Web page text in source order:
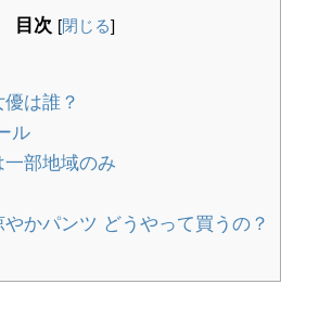
目次 [閉じる]
は誰？
ル
一部地域のみ
かパンツ どうやって買うの？